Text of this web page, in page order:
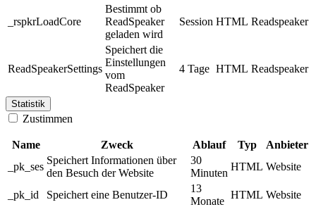
_rspkrLoadCore
Bestimmt ob
ReadSpeaker
geladen wird
Session HTML Readspeaker
ReadSpeakerSettings
Speichert die
Einstellungen
vom
ReadSpeaker
4 Tage HTML Readspeaker
Statistik
Zustimmen
Name Zweck Ablauf Typ
Anbieter
_pk_ses
Speichert Informationen über
den Besuch der Website
30
Minuten
HTML Website
_pk_id Speichert eine Benutzer-ID
13
Monate
HTML Website